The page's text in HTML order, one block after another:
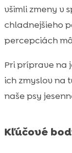
 Príznaky
Praktické
počas

psa

Ako
všimli zmeny v
chladnejšieho
percepciách
Pri príprave na
ich zmyslov na
naše psy
Kľúčové